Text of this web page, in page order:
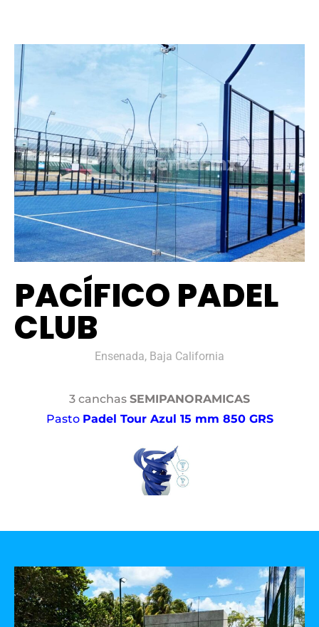
PACÍFICO PADEL
CLUB
Ensenada, Baja California
3 canchas SEMIPANORAMICAS
Pasto Padel Tour Azul 15 mm 850 GRS